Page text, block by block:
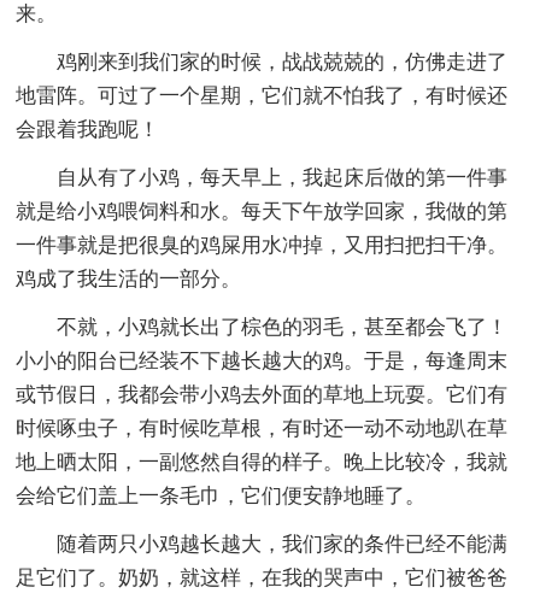
来。
鸡刚来到我们家的时候，战战兢兢的，仿佛走进了
地雷阵。可过了一个星期，它们就不怕我了，有时候还
会跟着我跑呢！
自从有了小鸡，每天早上，我起床后做的第一件事
就是给小鸡喂饲料和水。每天下午放学回家，我做的第
一件事就是把很臭的鸡屎用水冲掉，又用扫把扫干净。
鸡成了我生活的一部分。
不就，小鸡就长出了棕色的羽毛，甚至都会飞了！
小小的阳台已经装不下越长越大的鸡。于是，每逢周末
或节假日，我都会带小鸡去外面的草地上玩耍。它们有
时候啄虫子，有时候吃草根，有时还一动不动地趴在草
地上晒太阳，一副悠然自得的样子。晚上比较冷，我就
会给它们盖上一条毛巾，它们便安静地睡了。
随着两只小鸡越长越大，我们家的条件已经不能满
足它们了。奶奶，就这样，在我的哭声中，它们被爸爸